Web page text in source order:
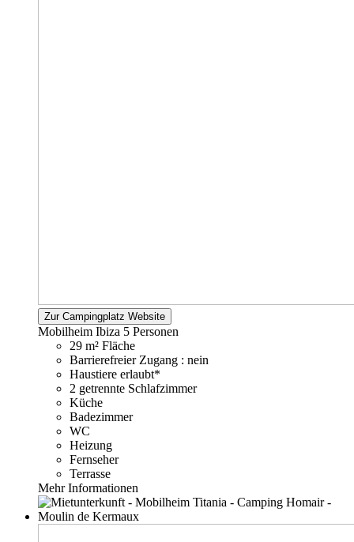
Zur Campingplatz Website
Mobilheim Ibiza 5 Personen
29 m² Fläche
Barrierefreier Zugang : nein
Haustiere erlaubt*
2 getrennte Schlafzimmer
Küche
Badezimmer
WC
Heizung
Fernseher
Terrasse
Mehr Informationen